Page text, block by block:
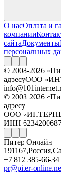
О насОплата и
компании
сайтаДокументы
персональных
© 2008-2026
адресуООО
© 2008-2026
адресу
ООО
ИНН 6234200687
Питер Онлайн
191167,Россия,
+7 812 385-66-34
pr@piter-